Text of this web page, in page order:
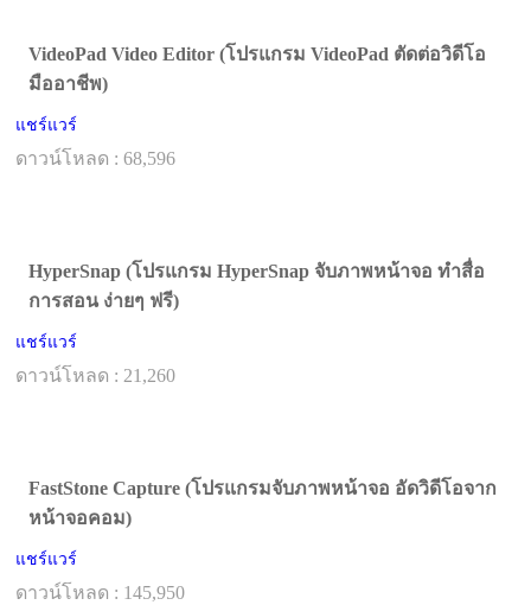
VideoPad Video Editor (โปรแกรม VideoPad ตัดต่อวิดีโอ
มืออาชีพ)
แชร์แวร์
ดาวน์โหลด : 68,596
HyperSnap (โปรแกรม HyperSnap จับภาพหน้าจอ ทำสื่อ
การสอน ง่ายๆ ฟรี)
แชร์แวร์
ดาวน์โหลด : 21,260
FastStone Capture (โปรแกรมจับภาพหน้าจอ อัดวิดีโอจาก
หน้าจอคอม)
แชร์แวร์
ดาวน์โหลด : 145,950